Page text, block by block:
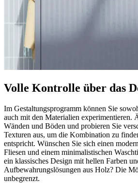
Volle Kontrolle über das
Im Gestaltungsprogramm können Sie
auch mit den Materialien experimentieren.
Wänden und Böden und probieren Sie
Texturen aus, um die Kombination zu
entspricht. Wünschen Sie sich einen
Fliesen und einem minimalistischen
ein klassisches Design mit hellen Farben
Aufbewahrungslösungen aus Holz? Die
unbegrenzt.